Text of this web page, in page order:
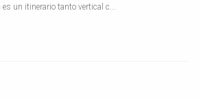
es un itinerario tanto vertical c...